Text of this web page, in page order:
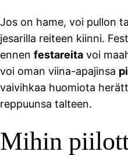
Jos on hame, voi pullon
jesarilla reiteen kiinni.
ennen festareita voi
voi oman viina-apajinsa
vaivihkaa huomiota
reppuunsa talteen.
Mihin